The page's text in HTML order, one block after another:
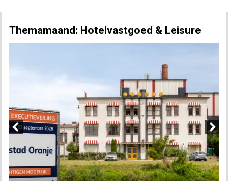
Themamaand: Hotelvastgoed & Leisure
Next